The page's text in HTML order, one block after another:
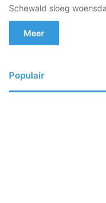
Schewald sloeg
Meer
Populair